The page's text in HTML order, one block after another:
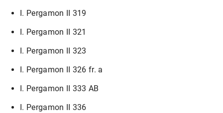
I. Pergamon II 319
I. Pergamon II 321
I. Pergamon II 323
I. Pergamon II 326 fr. a
I. Pergamon II 333 AB
I. Pergamon II 336